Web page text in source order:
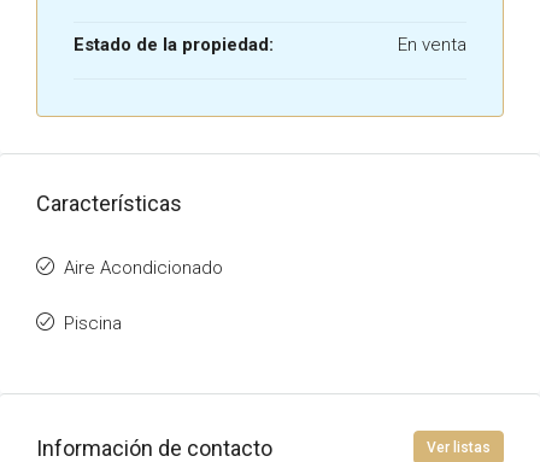
Estado de la propiedad: En venta
Características
Aire Acondicionado
Piscina
Información de contacto Ver listas